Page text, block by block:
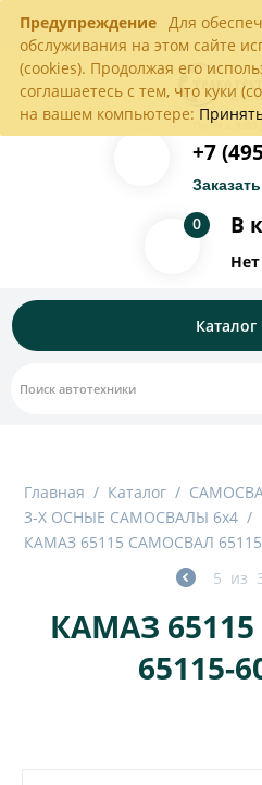
Предупреждение Для
обслуживания на этом сайте
(cookies). Продолжая его
соглашаетесь с тем, что куки
на вашем компьютере:
Пн-Пт с 9:00
+7
В
0
Каталог
Главная / Каталог /
3-Х ОСНЫЕ САМОСВАЛЫ 6x4 /
КАМАЗ 65115 САМОСВАЛ
5 из
КАМАЗ
65115-